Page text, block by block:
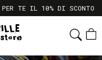
TE IL 10% DI SCONTO